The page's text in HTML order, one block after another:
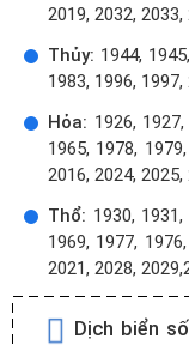
2019, 2032, 2033,
Thủy: 1944,
1983, 1996,
Hỏa: 1926,
1965, 1978,
2016, 2024, 2025,
Thổ: 1930,
1969, 1977,
2021, 2028,
Dịch biển